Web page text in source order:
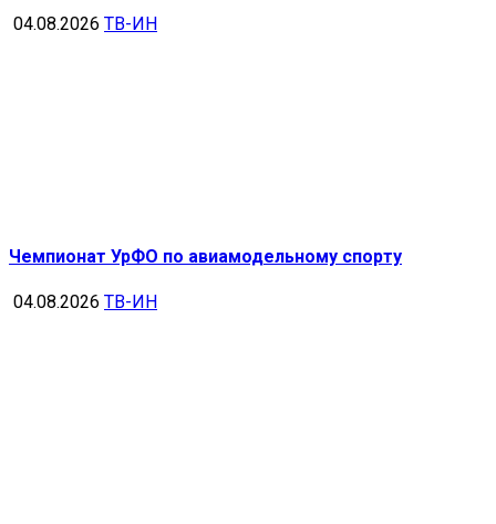
04.08.2026 ТВ-ИН
Чемпионат УрФО по авиамодельному спорту
04.08.2026 ТВ-ИН